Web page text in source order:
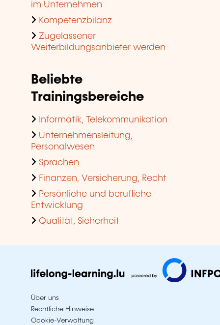
im Unternehmen
Kompetenzbilanz
Zugelassener
Weiterbildungsanbieter werden
Beliebte
Trainingsbereiche
Informatik, Telekommunikation
Unternehmensleitung,
Personalwesen
Sprachen
Finanzen, Versicherung, Recht
Persönliche und berufliche
Entwicklung
Qualität, Sicherheit
Über uns
Rechtliche Hinweise
Cookie-Verwaltung